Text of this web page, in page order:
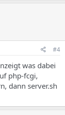
#4
was dabei
php-fcgi,
dann server.sh